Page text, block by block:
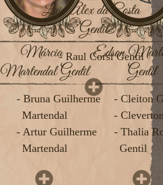
Márcia
Martendal Gentil
- Bruna Guilherme
Martendal
- Artur Guilherme
Martendal
Edson
Gentil
- Cleiton
-
- Thalia
Gentil
Luiz Alex da Costa
Gentil
- Raul Corsi Gentil